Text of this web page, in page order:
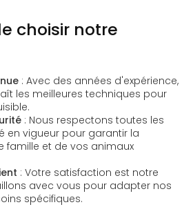
choisir notre
: Avec des années d'expérience,
les meilleures techniques pour
: Nous respectons toutes les
en vigueur pour garantir la
famille et de vos animaux
: Votre satisfaction est notre
avec vous pour adapter nos
spécifiques.